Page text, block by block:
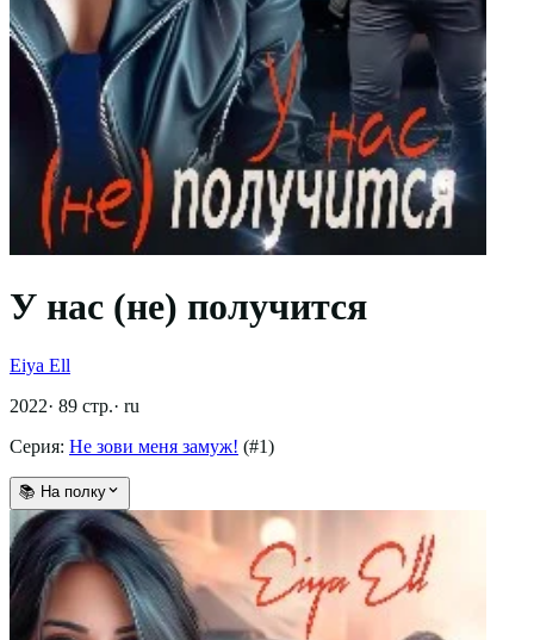
У нас (не) получится
Eiya Ell
2022· 89 стр.· ru
Серия: Не зови меня замуж! (#1)
📚 На полку